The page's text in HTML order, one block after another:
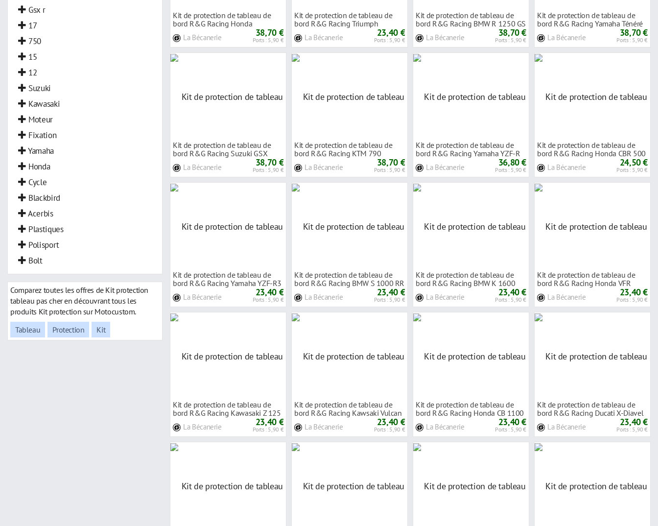
Gsx r
17
750
15
12
Suzuki
Kawasaki
Moteur
Fixation
Yamaha
Honda
Cycle
Blackbird
Acerbis
Plastiques
Polisport
Bolt
Comparez toutes les offres de Kit protection
tableau pas cher en découvrant tous les
produits Kit protection sur Motocustom.
Tableau
Protection Kit
Kit de protection de tableau de
bord R&G Racing Honda
La Bécanerie 38,70 €
Ports : 5,90 €
Kit de protection de tableau de
bord R&G Racing Triumph
La Bécanerie 23,40 €
Ports : 5,90 €
Kit de protection de tableau de
bord R&G Racing BMW R 1250 GS
La Bécanerie 38,70 €
Ports : 5,90 €
Kit de protection de tableau de
bord R&G Racing Yamaha Ténéré
La Bécanerie 38,70 €
Ports : 5,90 €
Kit de protection de tableau de
bord R&G Racing Suzuki GSX
La Bécanerie 38,70 €
Ports : 5,90 €
Kit de protection de tableau de
bord R&G Racing KTM 790
La Bécanerie 38,70 €
Ports : 5,90 €
Kit de protection de tableau de
bord R&G Racing Yamaha YZF-R
La Bécanerie 36,80 €
Ports : 5,90 €
Kit de protection de tableau de
bord R&G Racing Honda CBR 500
La Bécanerie 24,50 €
Ports : 5,90 €
Kit de protection de tableau de
bord R&G Racing Yamaha YZF-R3
La Bécanerie 23,40 €
Ports : 5,90 €
Kit de protection de tableau de
bord R&G Racing BMW S 1000 RR
La Bécanerie 23,40 €
Ports : 5,90 €
Kit de protection de tableau de
bord R&G Racing BMW K 1600
La Bécanerie 23,40 €
Ports : 5,90 €
Kit de protection de tableau de
bord R&G Racing Honda VFR
La Bécanerie 23,40 €
Ports : 5,90 €
Kit de protection de tableau de
bord R&G Racing Kawasaki Z 125
La Bécanerie 23,40 €
Ports : 5,90 €
Kit de protection de tableau de
bord R&G Racing Kawsaki Vulcan
La Bécanerie 23,40 €
Ports : 5,90 €
Kit de protection de tableau de
bord R&G Racing Honda CB 1100
La Bécanerie 23,40 €
Ports : 5,90 €
Kit de protection de tableau de
bord R&G Racing Ducati X-Diavel
La Bécanerie 23,40 €
Ports : 5,90 €